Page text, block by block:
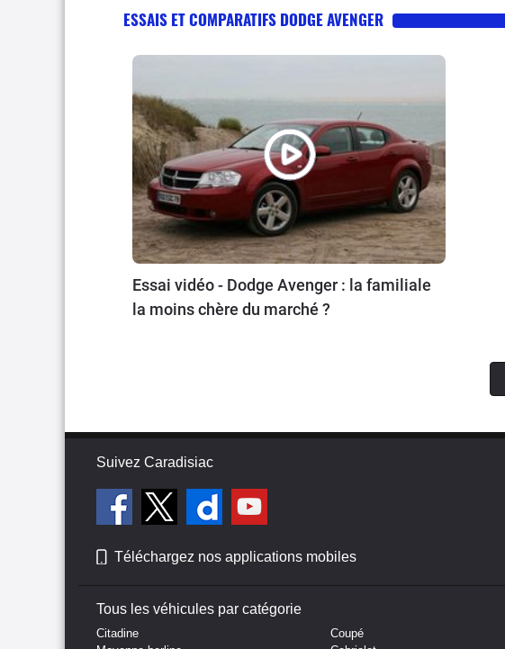
ESSAIS ET COMPARATIFS DODGE AVENGER
Essai vidéo - Dodge Avenger : la familiale
la moins chère du marché ?
Suivez Caradisiac
Téléchargez nos applications mobiles
Tous les véhicules par catégorie
Citadine
Coupé